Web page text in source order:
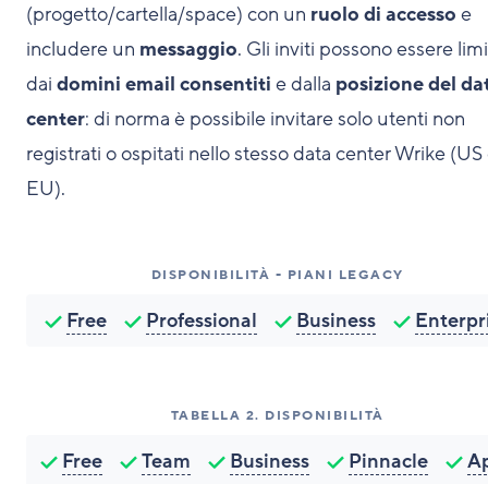
(progetto/cartella/space) con un ruolo di accesso e
includere un messaggio. Gli inviti possono essere
dai domini email consentiti e dalla posizione del
center: di norma è possibile invitare solo utenti non
registrati o ospitati nello stesso data center Wrike (US
EU).
DISPONIBILITÀ - PIANI LEGACY
Free Professional Business
TABELLA 2. DISPONIBILITÀ
Free Team Business Pinnacle